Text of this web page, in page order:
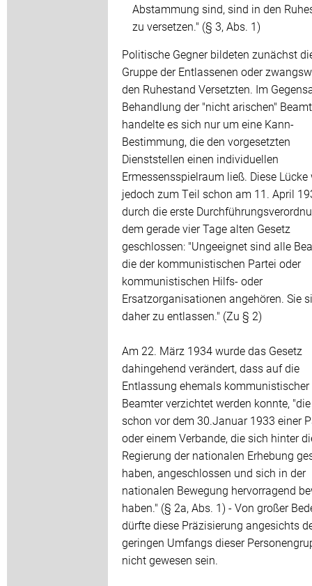
Abstammung sind, sind in den
zu versetzen." (§ 3, Abs. 1)
Politische Gegner bildeten zunächst
Gruppe der Entlassenen oder
den Ruhestand Versetzten. Im
Behandlung der "nicht arischen"
handelte es sich nur um eine Kann-
Bestimmung, die den vorgesetzten
Dienststellen einen individuellen
Ermessensspielraum ließ. Diese Lücke
jedoch zum Teil schon am 11. April
durch die erste
dem gerade vier Tage alten Gesetz
geschlossen: "Ungeeignet sind alle
die der kommunistischen Partei oder
kommunistischen Hilfs- oder
Ersatzorganisationen angehören. Sie
daher zu entlassen." (Zu § 2)
Am 22. März 1934 wurde das Gesetz
dahingehend verändert, dass auf die
Entlassung ehemals kommunistischer
Beamter verzichtet werden konnte,
schon vor dem 30.Januar 1933 einer
oder einem Verbande, die sich hinter
Regierung der nationalen Erhebung
haben, angeschlossen und sich in der
nationalen Bewegung hervorragend
haben." (§ 2a, Abs. 1) - Von großer
dürfte diese Präzisierung angesichts
geringen Umfangs dieser
nicht gewesen sein.